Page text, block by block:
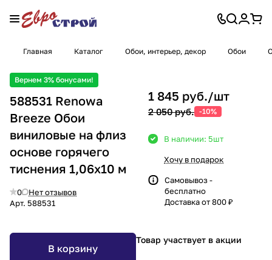
Главная Каталог Обои, интерьер, декор Обои
Вернем 3% бонусами!
588531 Renowa
Breeze Обои
виниловые на флиз
основе горячего
тиснения 1,06х10 м
0
Нет отзывов
Арт. 588531
В корзину
1 845 руб./шт
2 050 руб. -10%
В наличии: 5шт
Хочу в подарок
Самовывоз -
бесплатно
Доставка от 800 ₽
Товар участвует в акции